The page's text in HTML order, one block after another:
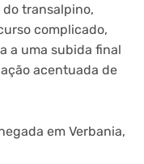
transalpino,
complicado,
a uma subida final
acentuada de
em Verbania,